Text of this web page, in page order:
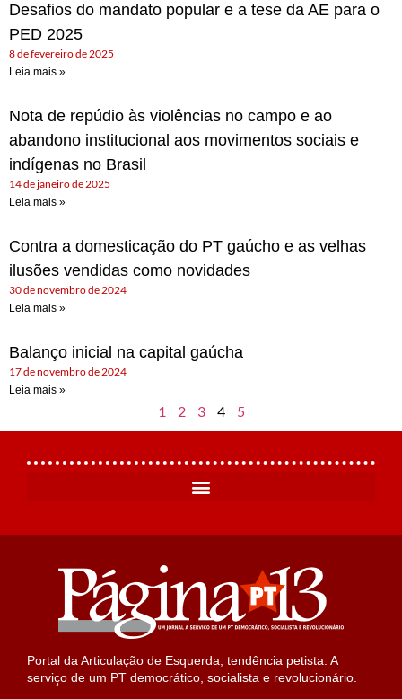
Desafios do mandato popular e a tese da AE para o
PED 2025
8 de fevereiro de 2025
Leia mais »
Nota de repúdio às violências no campo e ao
abandono institucional aos movimentos sociais e
indígenas no Brasil
14 de janeiro de 2025
Leia mais »
Contra a domesticação do PT gaúcho e as velhas
ilusões vendidas como novidades
30 de novembro de 2024
Leia mais »
Balanço inicial na capital gaúcha
17 de novembro de 2024
Leia mais »
1 2 3 4 5
Portal da Articulação de Esquerda, tendência petista. A
serviço de um PT democrático, socialista e revolucionário.